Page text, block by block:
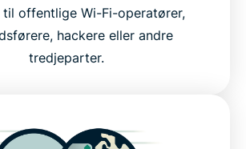
til offentlige Wi-Fi-operatører,
hackere eller andre
tredjeparter.